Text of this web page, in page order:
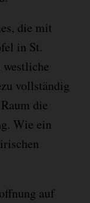
die mit
in St.
westliche
vollständig
die
Wie ein
auf